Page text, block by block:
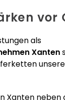
vor
als
Xanten
Xanten neben